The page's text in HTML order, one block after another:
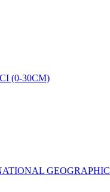
(0-30CM)
GEOGRAPHIC